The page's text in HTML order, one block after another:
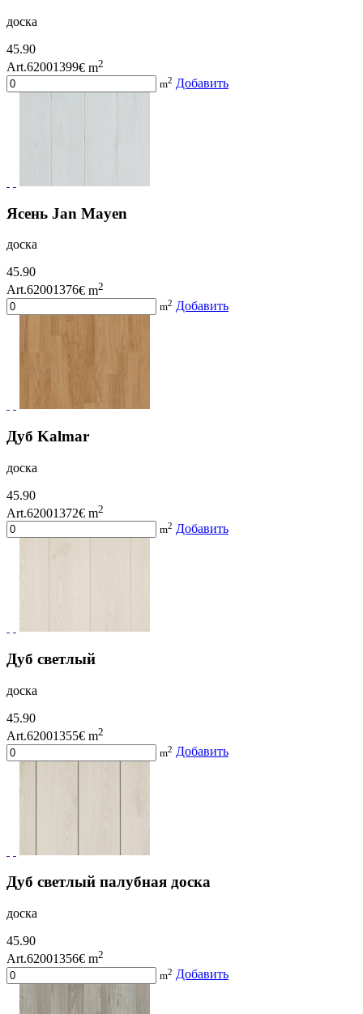
доска
45.90
Art.62001399€ m2
m2 Добавить
Ясень Jan Mayen
доска
45.90
Art.62001376€ m2
m2 Добавить
Дуб Kalmar
доска
45.90
Art.62001372€ m2
m2 Добавить
Дуб светлый
доска
45.90
Art.62001355€ m2
m2 Добавить
Дуб светлый палубная доска
доска
45.90
Art.62001356€ m2
m2 Добавить